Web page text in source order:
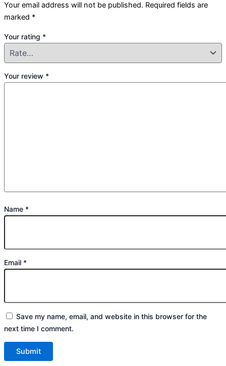
Your email address will not be published. Required fields are
marked *
Your rating *
Your review *
Name *
Email *
Save my name, email, and website in this browser for the
next time I comment.